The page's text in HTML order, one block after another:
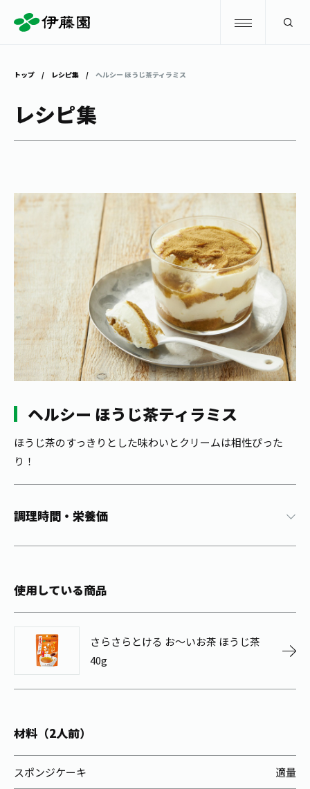
お〜いお茶
健康ミネラルむぎ茶
TULLY'S COFFEE
1日分の野菜
商品情報
ブランドから探す
カテゴリーから探す
キーワードから探す
安全・安心への取組み
製品の原料産地
お茶を知る・楽しむ
お茶を知る・楽しむ
お茶を楽しむ
お茶のいれ方
動画ギャラリー
レシピ集
茶産地育成事業
ウェルネスフォーラム
お茶の妖精
体験・イベント
見学・体験
工場見学
お茶の複合型博物館
食育・イベント
店舗・通販
店舗・通販
伊藤園の店舗トップ
茶寮伊藤園
店舗検索
健康体
Crazy Jasmine
お客様相談室
企業情報 GLOBAL
トップ レシピ集 ヘルシー ほうじ茶ティラミス
レシピ集
ヘルシー ほうじ茶ティラミス
ほうじ茶のすっきりとした味わいとクリームは相性ぴった
り！
調理時間・栄養価
使用している商品
さらさらとける お～いお茶 ほうじ茶
40g
材料（2人前）
スポンジケーキ 適量